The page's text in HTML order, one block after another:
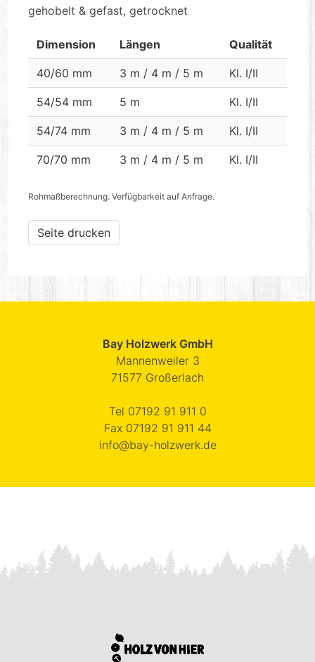
gehobelt & gefast, getrocknet
Dimension Längen Qualität
40/60 mm 3 m / 4 m / 5 m Kl. I/II
54/54 mm 5 m Kl. I/II
54/74 mm 3 m / 4 m / 5 m Kl. I/II
70/70 mm 3 m / 4 m / 5 m Kl. I/II
Rohmaßberechnung. Verfügbarkeit auf Anfrage.
Seite drucken
Bay Holzwerk GmbH
Mannenweiler 3
71577 Großerlach
Tel 07192 91 911 0
Fax 07192 91 911 44
info@bay-holzwerk.de